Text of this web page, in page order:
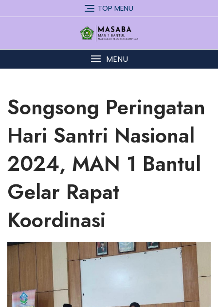
to
TOP MENU
MENU
Songsong Peringatan
Hari Santri Nasional
2024, MAN 1 Bantul
Gelar Rapat
Koordinasi